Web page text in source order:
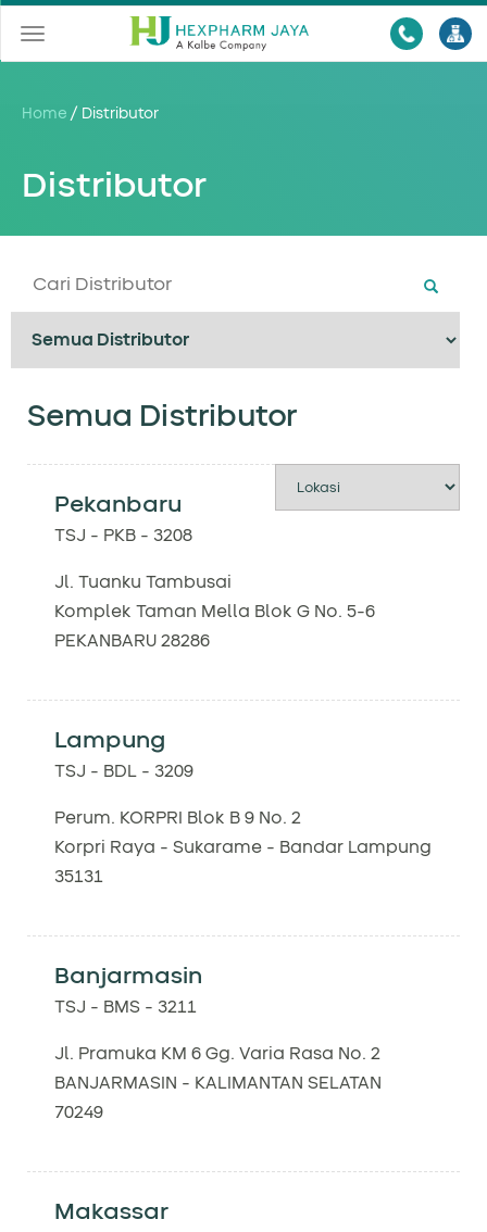
Toggle
navigation
Home / Distributor
Distributor
Semua Distributor
Pekanbaru
TSJ - PKB - 3208
Jl. Tuanku Tambusai
Komplek Taman Mella Blok G No. 5-6
PEKANBARU 28286
Lampung
TSJ - BDL - 3209
Perum. KORPRI Blok B 9 No. 2
Korpri Raya - Sukarame - Bandar Lampung
35131
Banjarmasin
TSJ - BMS - 3211
Jl. Pramuka KM 6 Gg. Varia Rasa No. 2
BANJARMASIN - KALIMANTAN SELATAN
70249
Makassar